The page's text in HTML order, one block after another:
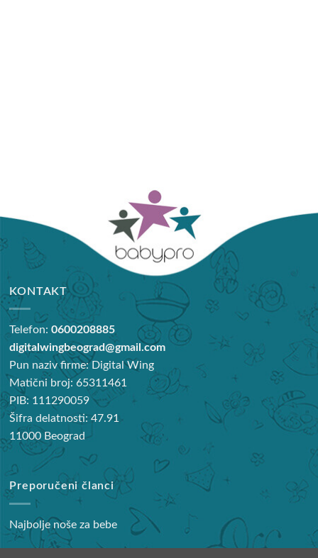
KONTAKT
Telefon:0600208885
digitalwingbeograd@gmail.com
Pun naziv firme: Digital Wing
Matični broj: 65311461
PIB: 111290059
Šifra delatnosti: 47.91
11000 Beograd
Preporučeni članci
Najbolje noše za bebe